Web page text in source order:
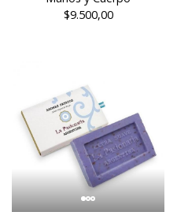
$9.500,00